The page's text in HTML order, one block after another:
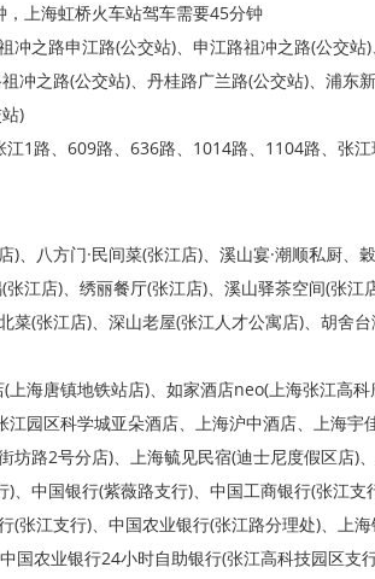
上海虹桥火车站驾车需要45分钟
冲之路申江路(公交站)、申江路祖冲之路(公交
冲之路(公交站)、丹桂路广兰路(公交站)、浦东
)
江1路、609路、636路、1014路、1104路、张
)、八方门·民间菜(张江店)、溪山宴·潮顺私厨
张江店)、绣丽餐厅(张江店)、溪山驿茶空间(张
菜(张江店)、深山老屋(张江人才公寓店)、胡舍
海唐镇地铁站店)、如家酒店neo(上海张江高
江园区科学城亚朵酒店、上海沪中酒店、上海
坊路2号分店)、上海毓见民宿(迪士尼度假区店)
、中国银行(紫薇路支行)、中国工商银行(张江
(张江支行)、中国农业银行(张江路分理处)、上
国农业银行24小时自助银行(张江高科技园区支